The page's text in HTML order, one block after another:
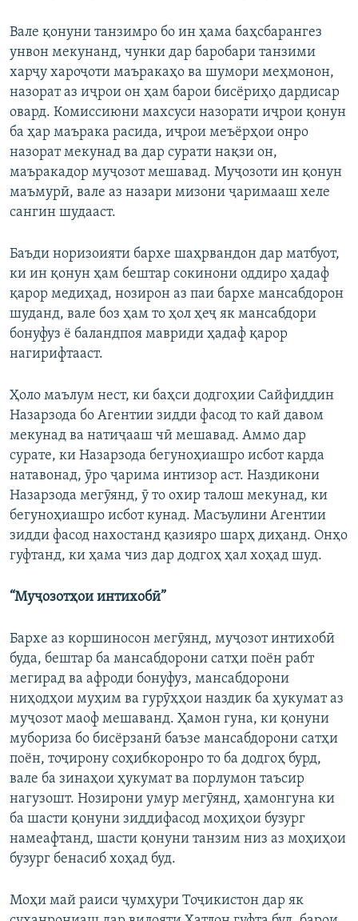
Вале қонуни танзимро бо ин ҳама баҳсбарангез
унвон мекунанд, чунки дар баробари танзими
харҷу хароҷоти маъракаҳо ва шумори меҳмонон,
назорат аз иҷрои он ҳам барои бисёриҳо дардисар
овард. Комиссиюни махсуси назорати иҷрои қонун
ба ҳар маърака расида, иҷрои меъёрҳои онро
назорат мекунад ва дар сурати нақзи он,
маъракадор муҷозот мешавад. Муҷозоти ин қонун
маъмурӣ, вале аз назари мизони ҷаримааш хеле
сангин шудааст.
Баъди норизоияти бархе шаҳрвандон дар матбуот,
ки ин қонун ҳам бештар сокинони оддиро ҳадаф
қарор медиҳад, нозирон аз паи бархе мансабдорон
шуданд, вале боз ҳам то ҳол ҳеҷ як мансабдори
бонуфуз ё баландпоя мавриди ҳадаф қарор
нагирифтааст.
Ҳоло маълум нест, ки баҳси додгоҳии Сайфиддин
Назарзода бо Агентии зидди фасод то кай давом
мекунад ва натиҷааш чӣ мешавад. Аммо дар
сурате, ки Назарзода бегуноҳиашро исбот карда
натавонад, ӯро ҷарима интизор аст. Наздикони
Назарзода мегӯянд, ӯ то охир талош мекунад, ки
бегуноҳиашро исбот кунад. Масъулини Агентии
зидди фасод нахостанд қазияро шарҳ диҳанд. Онҳо
гуфтанд, ки ҳама чиз дар додгоҳ ҳал хоҳад шуд.
“Муҷозотҳои интихобӣ”
Бархе аз коршиносон мегӯянд, муҷозот интихобӣ
буда, бештар ба мансабдорони сатҳи поён рабт
мегирад ва афроди бонуфуз, мансабдорони
ниҳодҳои муҳим ва гурӯҳҳои наздик ба ҳукумат аз
муҷозот маоф мешаванд. Ҳамон гуна, ки қонуни
мубориза бо бисёрзанӣ баъзе мансабдорони сатҳи
поён, тоҷирону соҳибкоронро то ба додгоҳ бурд,
вале ба зинаҳои ҳукумат ва порлумон таъсир
нагузошт. Нозирони умур мегӯянд, ҳамонгуна ки
ба шасти қонуни зиддифасод моҳиҳои бузург
намеафтанд, шасти қонуни танзим низ аз моҳиҳои
бузург бенасиб хоҳад буд.
Моҳи май раиси ҷумҳури Тоҷикистон дар як